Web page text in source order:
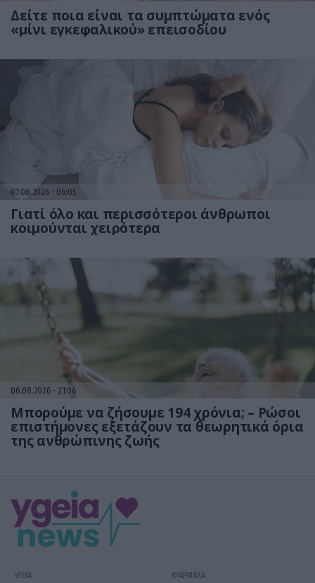
Δείτε ποια είναι τα συμπτώματα ενός
«μίνι εγκεφαλικού» επεισοδίου
07.08.2026 06:05
Γιατί όλο και περισσότεροι άνθρωποι
κοιμούνται χειρότερα
06.08.2026 21:06
Μπορούμε να ζήσουμε 194 χρόνια; – Ρώσοι
επιστήμονες εξετάζουν τα θεωρητικά όρια
της ανθρώπινης ζωής
ΥΓΕΙΑ ΦΑΡΜΑΚΑ